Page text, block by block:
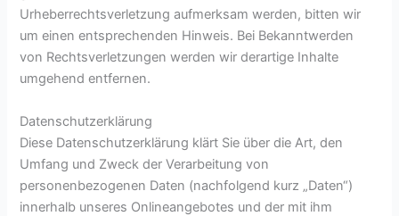
Urheberrechtsverletzung aufmerksam werden, bitten wir
um einen entsprechenden Hinweis. Bei Bekanntwerden
von Rechtsverletzungen werden wir derartige Inhalte
umgehend entfernen.
Datenschutzerklärung
Diese Datenschutzerklärung klärt Sie über die Art, den
Umfang und Zweck der Verarbeitung von
personenbezogenen Daten (nachfolgend kurz „Daten“)
innerhalb unseres Onlineangebotes und der mit ihm